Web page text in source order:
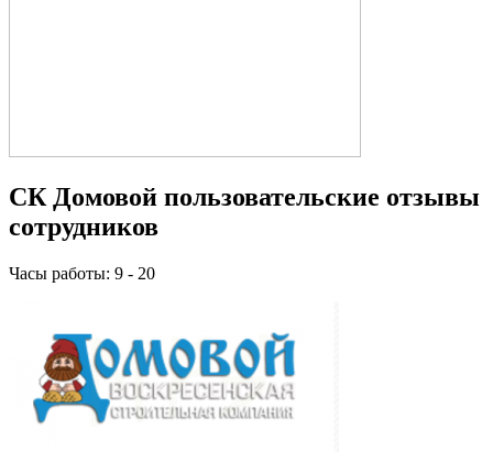
СК Домовой пользовательские отзывы
сотрудников
Часы работы: 9 - 20